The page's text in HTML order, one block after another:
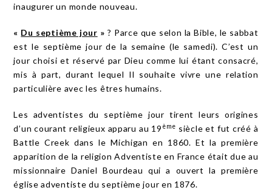
inaugurer un monde nouveau.
« Du septième jour » ? Parce que selon la Bible, le sabbat
est le septième jour de la semaine (le samedi). C’est un
jour choisi et réservé par Dieu comme lui étant consacré,
mis à part, durant lequel Il souhaite vivre une relation
particulière avec les êtres humains.
Les adventistes du septième jour tirent leurs origines
d’un courant religieux apparu au 19 ème siècle et fut créé à
Battle Creek dans le Michigan en 1860. Et la première
apparition de la religion Adventiste en France était due au
missionnaire Daniel Bourdeau qui a ouvert la première
église adventiste du septième jour en 1876.